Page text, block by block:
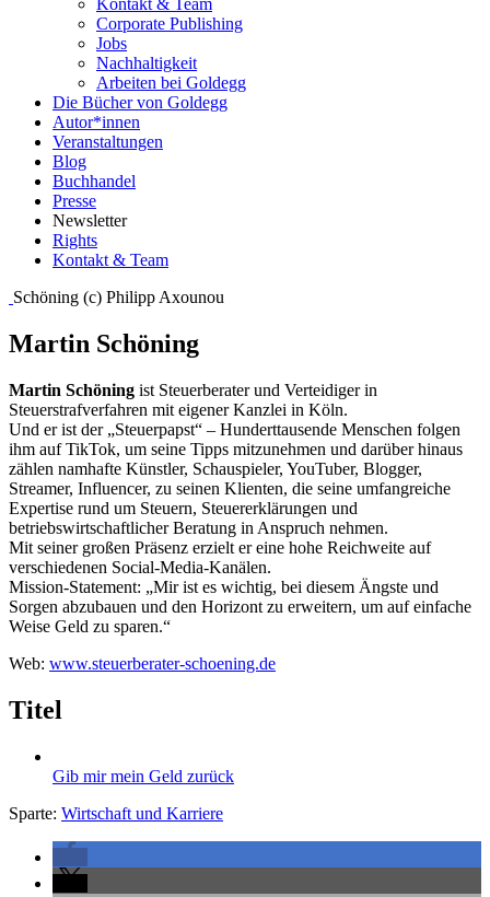
Kontakt & Team
Corporate Publishing
Jobs
Nachhaltigkeit
Arbeiten bei Goldegg
Die Bücher von Goldegg
Autor*innen
Veranstaltungen
Blog
Buchhandel
Presse
Newsletter
Rights
Kontakt & Team
Schöning (c) Philipp Axounou
Martin Schöning
Martin Schöning ist Steuerberater und Verteidiger in
Steuerstrafverfahren mit eigener Kanzlei in Köln.
Und er ist der „Steuerpapst“ – Hunderttausende Menschen folgen
ihm auf TikTok, um seine Tipps mitzunehmen und darüber hinaus
zählen namhafte Künstler, Schauspieler, YouTuber, Blogger,
Streamer, Influencer, zu seinen Klienten, die seine umfangreiche
Expertise rund um Steuern, Steuererklärungen und
betriebswirtschaftlicher Beratung in Anspruch nehmen.
Mit seiner großen Präsenz erzielt er eine hohe Reichweite auf
verschiedenen Social-Media-Kanälen.
Mission-Statement: „Mir ist es wichtig, bei diesem Ängste und
Sorgen abzubauen und den Horizont zu erweitern, um auf einfache
Weise Geld zu sparen.“
Web: www.steuerberater-schoening.de
Titel
Gib mir mein Geld zurück
Sparte: Wirtschaft und Karriere